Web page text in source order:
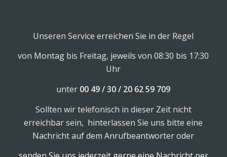
Unseren Service erreichen Sie in der Regel
von Montag bis Freitag, jeweils von 08:30 bis 17:30
Uhr
unter 00 49 / 30 / 20 62 59 709
Sollten wir telefonisch in dieser Zeit nicht
erreichbar sein, hinterlassen Sie uns bitte eine
Nachricht auf dem Anrufbeantworter oder